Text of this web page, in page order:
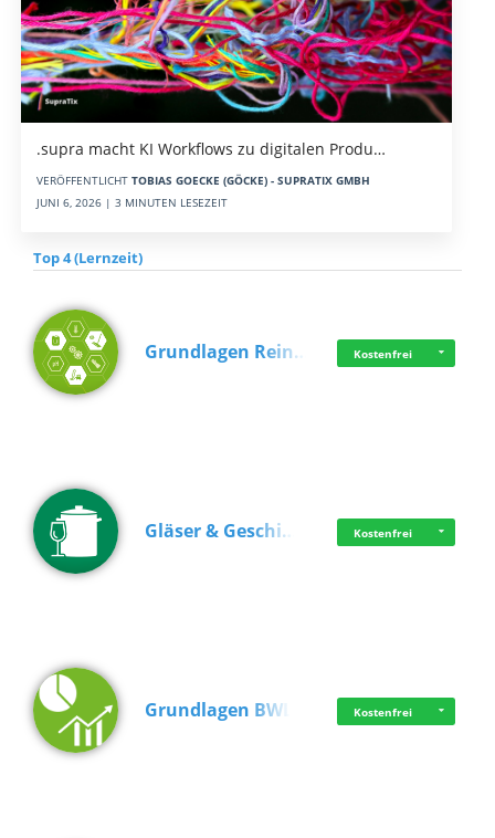
.supra macht KI Workflows zu digitalen Produ…
VERÖFFENTLICHT TOBIAS GOECKE (GÖCKE) - SUPRATIX GMBH
JUNI 6, 2026 | 3 MINUTEN LESEZEIT
Top 4 (Lernzeit)
Grundlagen Rein… Kostenfrei
Gläser & Geschi… Kostenfrei
Grundlagen BWL Kostenfrei